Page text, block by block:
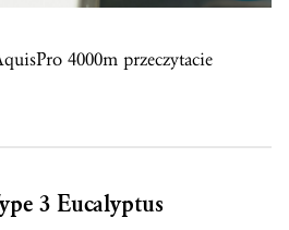
4000m przeczytacie
3 Eucalyptus